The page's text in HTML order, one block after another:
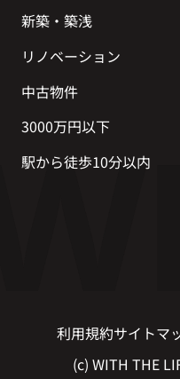
新築・築浅
リノベーション
中古物件
3000万円以下
駅から徒歩10分以内
利用規約サイトマ
(c) WITH THE